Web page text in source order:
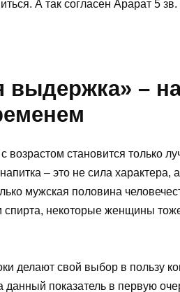
А так согласен Арарат 5
выдержка» –
с возрастом становится только
– это не сила характера,
мужская половина
некоторые женщины
делают свой выбор в пользу
показатель в первую